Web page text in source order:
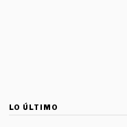
LO ÚLTIMO